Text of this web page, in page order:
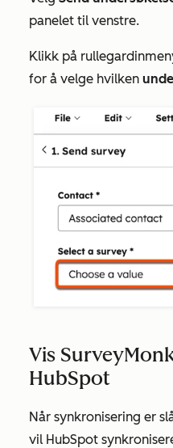
panelet til venstre.
Klikk på
for å velge hvilken
Vis
HubSpot
Når synkronisering er
vil HubSpot